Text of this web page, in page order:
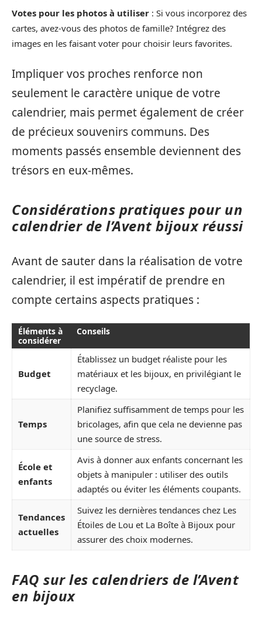
Votes pour les photos à utiliser : Si vous incorporez des
cartes, avez-vous des photos de famille? Intégrez des
images en les faisant voter pour choisir leurs favorites.
Impliquer vos proches renforce non
seulement le caractère unique de votre
calendrier, mais permet également de créer
de précieux souvenirs communs. Des
moments passés ensemble deviennent des
trésors en eux-mêmes.
Considérations pratiques pour un
calendrier de l’Avent bijoux réussi
Avant de sauter dans la réalisation de votre
calendrier, il est impératif de prendre en
compte certains aspects pratiques :
Éléments à
considérer
Conseils
Budget
Établissez un budget réaliste pour les
matériaux et les bijoux, en privilégiant le
recyclage.
Temps
Planifiez suffisamment de temps pour les
bricolages, afin que cela ne devienne pas
une source de stress.
École et
enfants
Avis à donner aux enfants concernant les
objets à manipuler : utiliser des outils
adaptés ou éviter les éléments coupants.
Tendances
actuelles
Suivez les dernières tendances chez Les
Étoiles de Lou et La Boîte à Bijoux pour
assurer des choix modernes.
FAQ sur les calendriers de l’Avent
en bijoux